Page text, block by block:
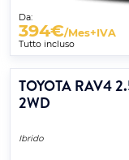
Da:
394€/Mes+IVA
Tutto incluso
TOYOTA RAV4
2WD
Ibrido